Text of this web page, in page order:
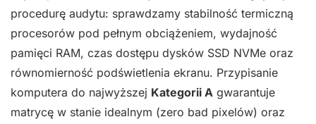
procedurę audytu: sprawdzamy stabilność termiczną
procesorów pod pełnym obciążeniem, wydajność
pamięci RAM, czas dostępu dysków SSD NVMe oraz
równomierność podświetlenia ekranu. Przypisanie
komputera do najwyższej Kategorii A gwarantuje
matrycę w stanie idealnym (zero bad pixelów) oraz